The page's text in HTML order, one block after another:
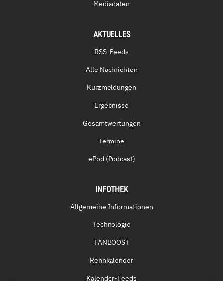
Mediadaten
AKTUELLES
RSS-Feeds
Alle Nachrichten
Kurzmeldungen
Ergebnisse
Gesamtwertungen
Termine
ePod (Podcast)
INFOTHEK
Allgemeine Informationen
Technologie
FANBOOST
Rennkalender
Kalender-Feeds